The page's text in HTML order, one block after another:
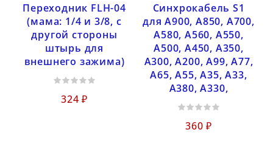
Переходник FLH-04
(мама: 1/4 и 3/8, с
другой стороны
штырь для
внешнего зажима)
324 ₽
Синхрокабель S1
для A900, A850, A700,
A580, A560, A550,
A500, A450, A350,
A300, A200, A99, A77,
A65, A55, A35, A33,
A380, A330,
360 ₽